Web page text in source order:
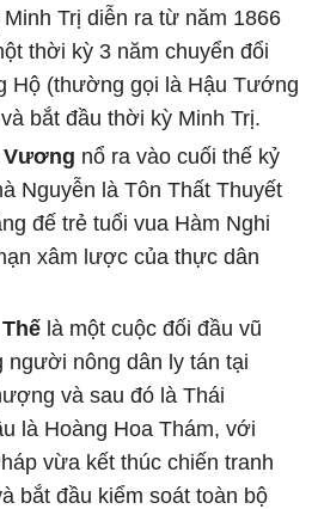
Trị diễn ra từ năm 1866
thời kỳ 3 năm chuyển đổi
Hộ (thường gọi là Hậu Tướng
bắt đầu thời kỳ Minh Trị.
Vương nổ ra vào cuối thế kỷ
Nguyễn là Tôn Thất Thuyết
đế trẻ tuổi vua Hàm Nghi
xâm lược của thực dân
là một cuộc đối đầu vũ
người nông dân ly tán tại
và sau đó là Thái
là Hoàng Hoa Thám, với
vừa kết thúc chiến tranh
bắt đầu kiểm soát toàn bộ